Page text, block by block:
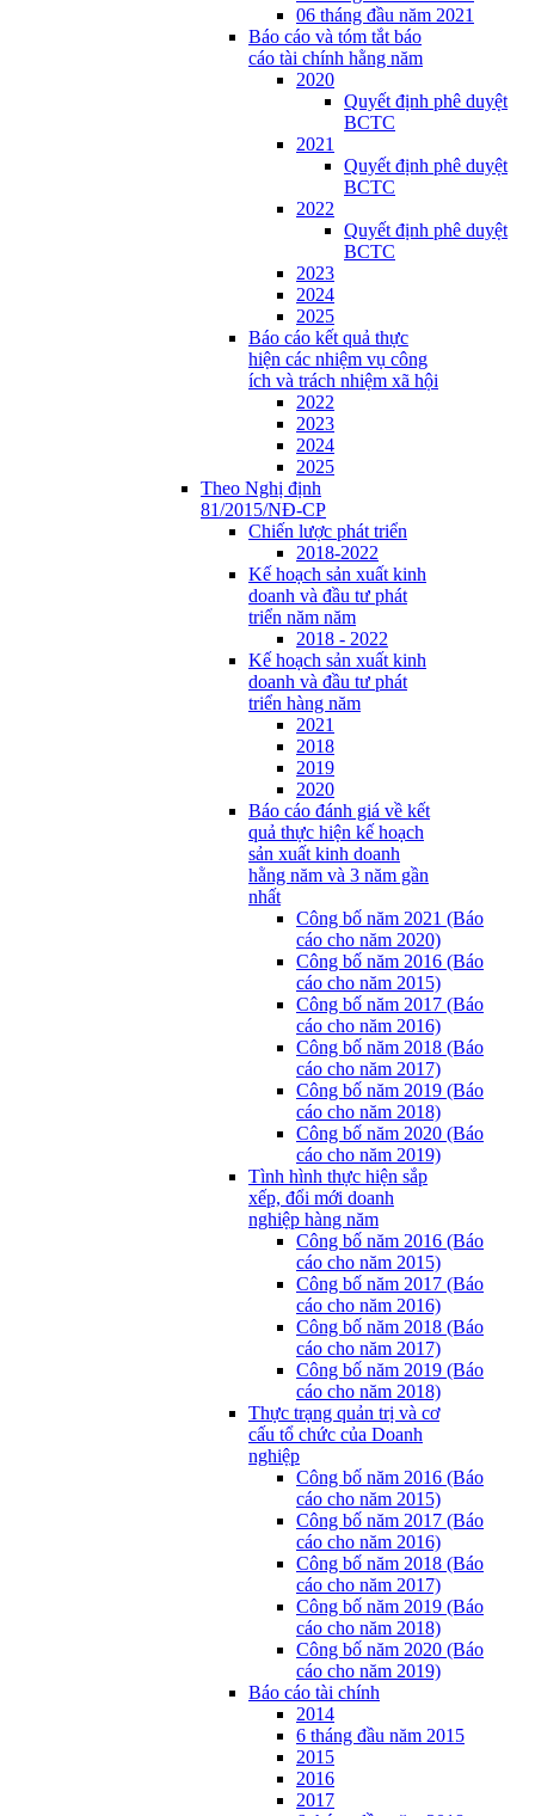
06 tháng đầu năm 2021
Báo cáo và tóm tắt báo
cáo tài chính hằng năm
2020
Quyết định phê duyệt
BCTC
2021
Quyết định phê duyệt
BCTC
2022
Quyết định phê duyệt
BCTC
2023
2024
2025
Báo cáo kết quả thực
hiện các nhiệm vụ công
ích và trách nhiệm xã hội
2022
2023
2024
2025
Theo Nghị định
81/2015/NĐ-CP
Chiến lược phát triển
2018-2022
Kế hoạch sản xuất kinh
doanh và đầu tư phát
triển năm năm
2018 - 2022
Kế hoạch sản xuất kinh
doanh và đầu tư phát
triển hàng năm
2021
2018
2019
2020
Báo cáo đánh giá về kết
quả thực hiện kế hoạch
sản xuất kinh doanh
hằng năm và 3 năm gần
nhất
Công bố năm 2021 (Báo
cáo cho năm 2020)
Công bố năm 2016 (Báo
cáo cho năm 2015)
Công bố năm 2017 (Báo
cáo cho năm 2016)
Công bố năm 2018 (Báo
cáo cho năm 2017)
Công bố năm 2019 (Báo
cáo cho năm 2018)
Công bố năm 2020 (Báo
cáo cho năm 2019)
Tình hình thực hiện sắp
xếp, đổi mới doanh
nghiệp hàng năm
Công bố năm 2016 (Báo
cáo cho năm 2015)
Công bố năm 2017 (Báo
cáo cho năm 2016)
Công bố năm 2018 (Báo
cáo cho năm 2017)
Công bố năm 2019 (Báo
cáo cho năm 2018)
Thực trạng quản trị và cơ
cấu tổ chức của Doanh
nghiệp
Công bố năm 2016 (Báo
cáo cho năm 2015)
Công bố năm 2017 (Báo
cáo cho năm 2016)
Công bố năm 2018 (Báo
cáo cho năm 2017)
Công bố năm 2019 (Báo
cáo cho năm 2018)
Công bố năm 2020 (Báo
cáo cho năm 2019)
Báo cáo tài chính
2014
6 tháng đầu năm 2015
2015
2016
2017